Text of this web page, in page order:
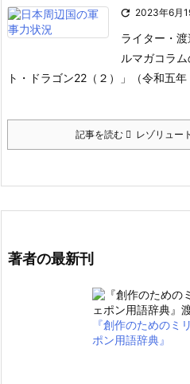
 2023年6月
ライター・
ルマガコラ
ト・ドラゴン22（２）」（令和五
記事を読む レゾリュー
著者の最新刊
『創作のためのミ
ポン用語辞典』